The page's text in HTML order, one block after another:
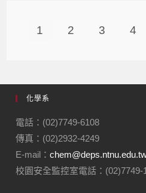
1 2 3 4
化學系
電話：(02)7749-6108
傳真：(02)2932-4249
E-mail：
校園安全監控室電話：(02)7749-